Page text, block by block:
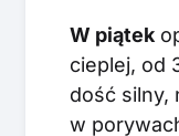
W piątek
cieplej, od
dość silny,
w